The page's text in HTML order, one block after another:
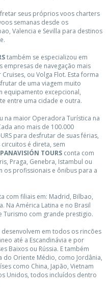
seus próprios voos charters
semanas desde os
Valencia e Sevilla para destinos
também se especializou em
empresas de navegação mais
ou Volga Flot. Esta forma
de uma viagem muito
equipamento excepcional,
entre uma cidade e outra.
na maior Operadora Turística na
ano mais de 100.000
para desfrutar de suas férias,
é direta, sem
PANAVISIÓN TOURS conta com
Praga, Genebra, Istambul ou
os profissionais e ônibus para a
com filiais em: Madrid, Bilbao,
Na América Latina e no Brasil
com grande prestigio.
desenvolvem em todos os rincões
até a Escandinávia e por
Baixos ou Rússia. E também
do Oriente Médio, como Jordânia,
como China, Japão, Vietnam
Unidos, todos incluídos dentro